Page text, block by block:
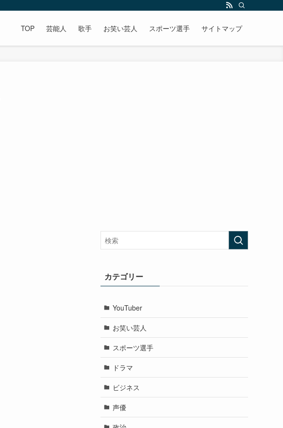
TOP 芸能人 歌手 お笑い芸人 スポーツ選手 サイトマップ
カテゴリー
YouTuber
お笑い芸人
スポーツ選手
ドラマ
ビジネス
声優